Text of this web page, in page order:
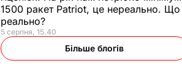
1500 ракет Patriot, це нереально. Що
реально?
5 серпня, 15.40
Більше блогів